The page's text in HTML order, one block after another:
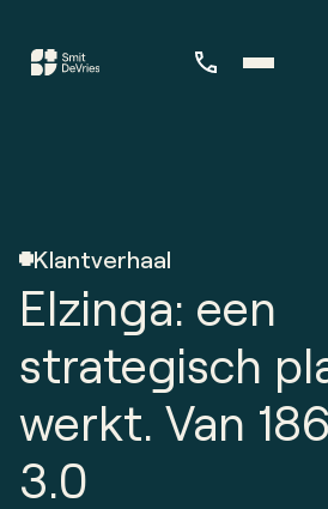
Klantverhaal
Elzinga: een
strategisch
werkt. Van
3.0